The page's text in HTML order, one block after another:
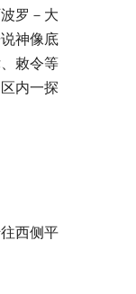
罗－大
神像底
敕令等
内一探
西侧平